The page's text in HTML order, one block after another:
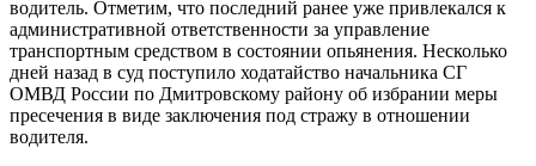
водитель. Отметим, что последний ранее уже привлекался к
административной ответственности за управление
транспортным средством в состоянии опьянения. Несколько
дней назад в суд поступило ходатайство начальника СГ
ОМВД России по Дмитровскому району об избрании меры
пресечения в виде заключения под стражу в отношении
водителя.